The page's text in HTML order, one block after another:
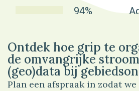
94%
Ontdek hoe grip te
de omvangrijke
(geo)data bij
Plan een afspraak in zodat